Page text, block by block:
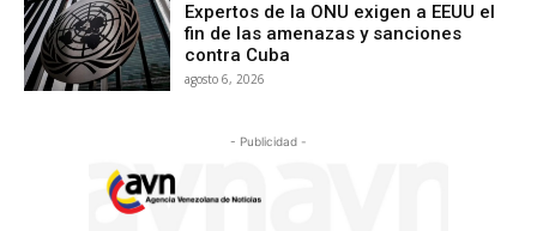
Expertos de la ONU exigen a EEUU el
fin de las amenazas y sanciones
contra Cuba
agosto 6, 2026
- Publicidad -